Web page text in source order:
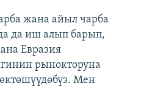
жана айыл чарба
да иш алып барып,
Евразия
рынокторуна
Мен